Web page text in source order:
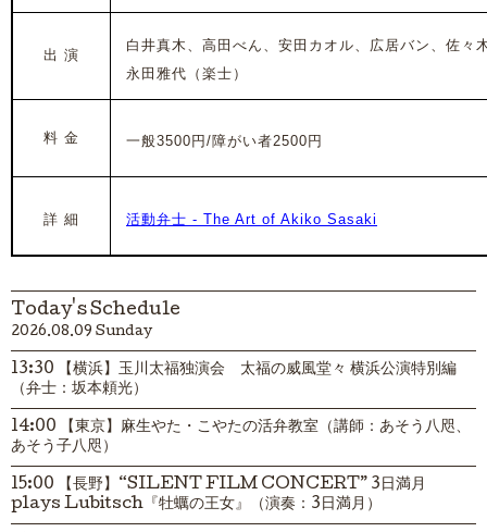
出 演
白井真木、高田べん、安田カオル、広居バン、佐々
永田雅代（楽士）
料 金 一般3500円/障がい者2500円
詳 細 活動弁士 - The Art of Akiko Sasaki
Today's Schedule
2026.08.09 Sunday
13:30 【横浜】玉川太福独演会 太福の威風堂々 横浜公演特別編
（弁士：坂本頼光）
14:00 【東京】麻生やた・こやたの活弁教室（講師：あそう八咫、
あそう子八咫）
15:00 【長野】“SILENT FILM CONCERT” 3日満月
plays Lubitsch『牡蠣の王女』（演奏：3日満月）